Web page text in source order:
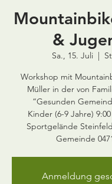
&
Sa., 15. Juli
  |
Workshop mit
Müller in der von
“Gesunden
Kinder (6-9 Jahre)
Sportgelände
Gemeinde
Anmeldung